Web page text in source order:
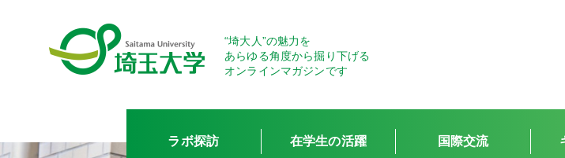
“埼大人”の魅力を
あらゆる角度から掘り下げる
オンラインマガジンです
ラボ探訪 在学生の活躍 国際交流